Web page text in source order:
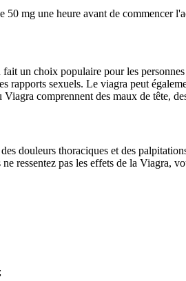
50 mg une heure avant de commencer
un choix populaire pour les
sexuels. Le viagra peut
comprennent des maux de tête,
douleurs thoraciques et des
ressentez pas les effets de la Viagra,